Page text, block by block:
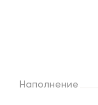
Наполнение